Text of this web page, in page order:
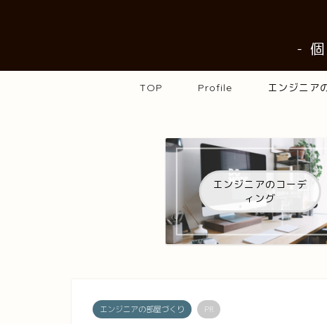
-
TOP Profile エンジニア
エンジニアのコーデ
ィング
エンジニアの部屋づくり PR